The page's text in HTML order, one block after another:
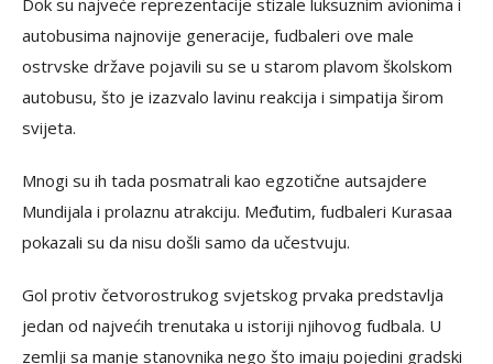
Dok su najveće reprezentacije stizale luksuznim avionima i
autobusima najnovije generacije, fudbaleri ove male
ostrvske države pojavili su se u starom plavom školskom
autobusu, što je izazvalo lavinu reakcija i simpatija širom
svijeta.
Mnogi su ih tada posmatrali kao egzotične autsajdere
Mundijala i prolaznu atrakciju. Međutim, fudbaleri Kurasaa
pokazali su da nisu došli samo da učestvuju.
Gol protiv četvorostrukog svjetskog prvaka predstavlja
jedan od najvećih trenutaka u istoriji njihovog fudbala. U
zemlji sa manje stanovnika nego što imaju pojedini gradski